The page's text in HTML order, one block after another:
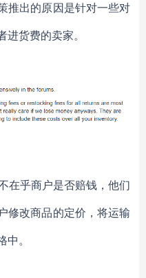
推出的原因是针对一些对
货费的卖家。
在乎商户是否赔钱，他们
修改商品的定价，将运输
。